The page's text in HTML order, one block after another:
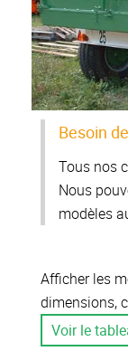
Besoin
Tous nos
Nous
modèles
Afficher les
dimensions,
Voir le